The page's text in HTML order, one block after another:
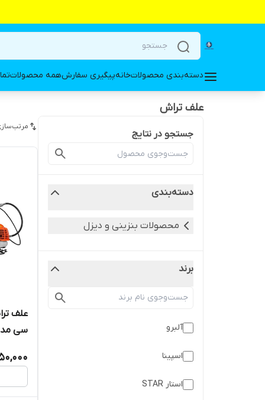
دسته‌بندی محصولاتخانهپیگیری سفارشهمه محصولات
علف تراش
جستجو در نتایج
دسته‌بندی
محصولات بنزینی و دیزل
برند
آلبرو
اسپینا
استار STAR